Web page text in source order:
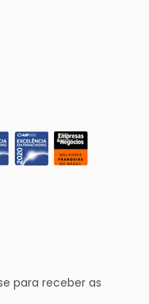
para receber as